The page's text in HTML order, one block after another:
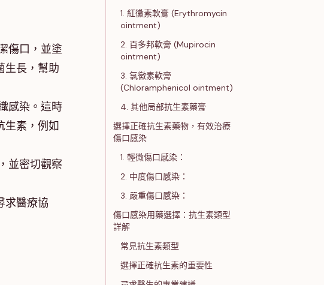
傷口，並塗
生長，幫助
感染。這時
生素，例如
並密切觀察
求醫療協
1. 紅黴素軟膏 (Erythromycin
ointment)
2. 百多邦軟膏 (Mupirocin
ointment)
3. 氯黴素軟膏
(Chloramphenicol ointment)
4. 其他局部抗生素藥膏
選擇正確抗生素藥物，有效治療
傷口感染
1. 輕微傷口感染：
2. 中度傷口感染：
3. 嚴重傷口感染：
傷口感染用藥選擇：抗生素類型
詳解
常見抗生素類型
選擇正確抗生素的重要性